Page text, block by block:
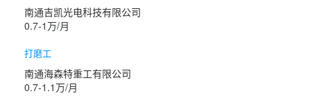
南通吉凯光电科技有限公司
0.7-1万/月
打磨工
南通海森特重工有限公司
0.7-1.1万/月